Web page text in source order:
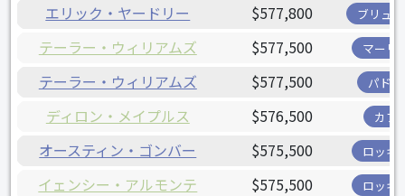
エリック・ヤードリー $577,800 ブリュ
テーラー・ウィリアムズ $577,500 マーリ
テーラー・ウィリアムズ $577,500 パド
ディロン・メイプルス $576,500 カブ
オースティン・ゴンバー $575,500 ロッキ
イェンシー・アルモンテ $575,500 ロッキ